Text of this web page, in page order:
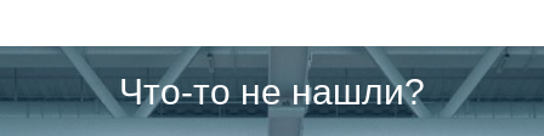
Что-то не нашли?